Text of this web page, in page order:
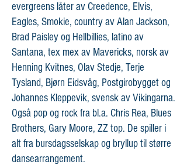
evergreens låter av Creedence, Elvis,
Eagles, Smokie, country av Alan Jackson,
Brad Paisley og Hellbillies, latino av
Santana, tex mex av Mavericks, norsk av
Henning Kvitnes, Olav Stedje, Terje
Tysland, Bjørn Eidsvåg, Postgirobygget og
Johannes Kleppevik, svensk av Vikingarna.
Også pop og rock fra bl.a. Chris Rea, Blues
Brothers, Gary Moore, ZZ top. De spiller i
alt fra bursdagsselskap og bryllup til større
dansearrangement.